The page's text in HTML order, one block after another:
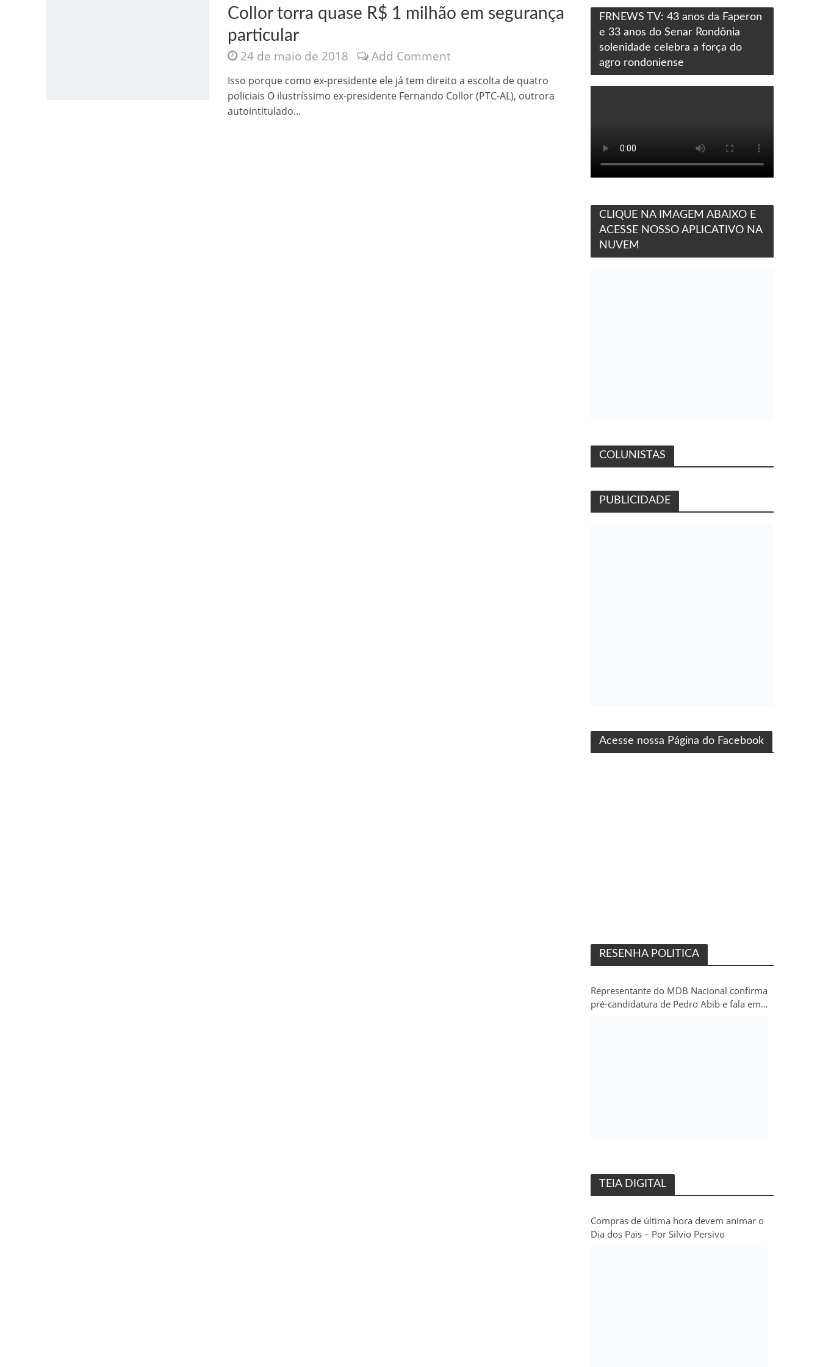
Jesus Sociedade Anônima, Como usam o nome de Jesus para ganhar dinheiro
Collor torra quase R$ 1 milhão em segurança
particular
24 de maio de 2018 Add Comment
Isso porque como ex-presidente ele já tem direito a escolta de quatro
policiais O ilustríssimo ex-presidente Fernando Collor (PTC-AL), outrora
autointitulado...
FRNEWS TV: 43 anos da Faperon
e 33 anos do Senar Rondônia
solenidade celebra a força do
agro rondoniense
CLIQUE NA IMAGEM ABAIXO E
ACESSE NOSSO APLICATIVO NA
NUVEM
COLUNISTAS
PUBLICIDADE
Acesse nossa Página do Facebook
RESENHA POLITICA
Representante do MDB Nacional confirma
pré-candidatura de Pedro Abib e fala em
TEIA DIGITAL
Compras de última hora devem animar o
Dia dos Pais – Por Silvio Persivo